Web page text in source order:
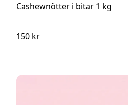
Cashewnötter i bitar 1 kg
150 kr